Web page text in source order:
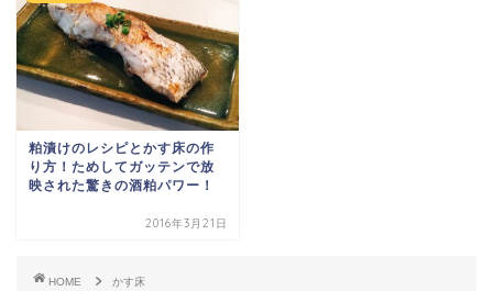
粕漬けのレシピとかす床の作
り方！ためしてガッテンで放
映された驚きの酒粕パワー！
2016年3月21日
HOME かす床